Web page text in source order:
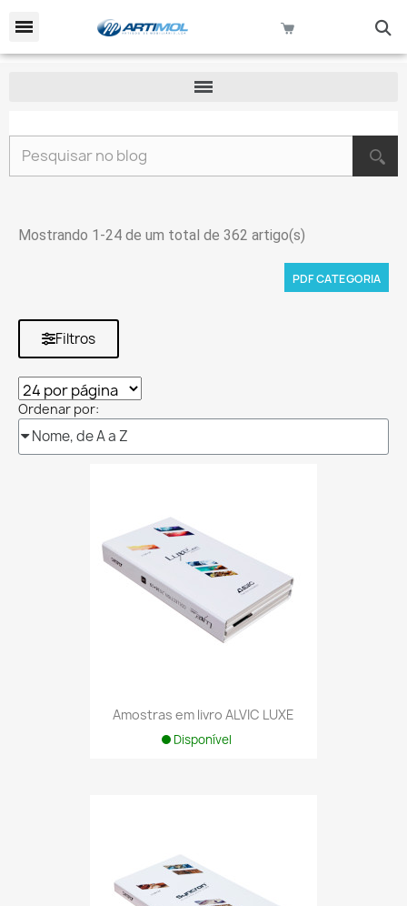
Mostrando 1-24 de um total de 362 artigo(s)
PDF CATEGORIA
Filtros
Ordenar por:
Amostras em livro ALVIC LUXE
Disponível